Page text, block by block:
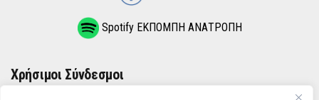
Spotify ΕΚΠΟΜΠΗ ΑΝΑΤΡΟΠΗ
Χρήσιμοι Σύνδεσμοι